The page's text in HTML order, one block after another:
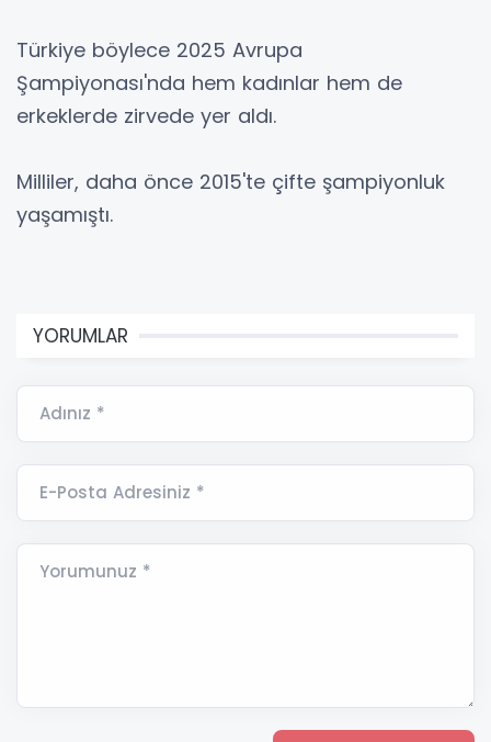
Türkiye böylece 2025 Avrupa
Şampiyonası'nda hem kadınlar hem de
erkeklerde zirvede yer aldı.
Milliler, daha önce 2015'te çifte şampiyonluk
yaşamıştı.
YORUMLAR
Adınız *
E-Posta Adresiniz *
Yorumunuz *